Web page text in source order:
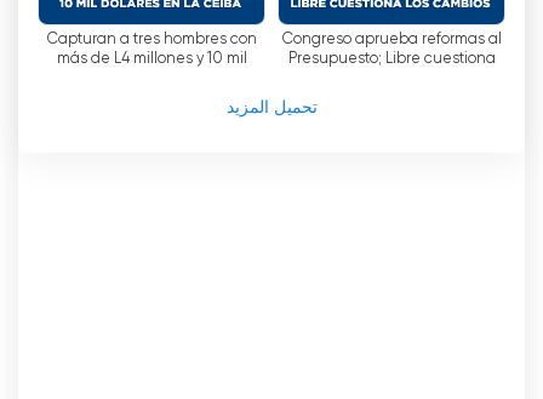
Congreso aprueba reformas al
Presupuesto; Libre cuestiona
Capturan a tres hombres con
más de L4 millones y 10 mil
تحميل المزيد